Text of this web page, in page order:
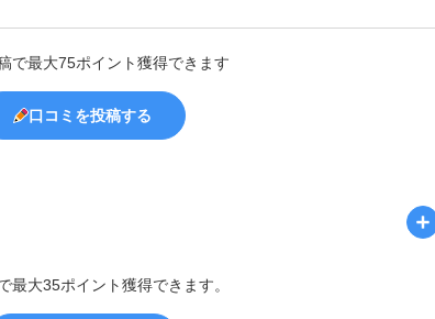
で最大75ポイント獲得できます
口コミを投稿する
最大35ポイント獲得できます。